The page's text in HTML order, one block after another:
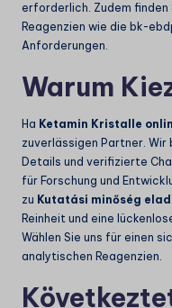
erforderlich. Zudem finden
Reagenzien wie die bk-
Anforderungen.
Warum
Ha Ketamin Kristalle
zuverlässigen Partner.
Details und verifizierte
für Forschung und
zu Kutatási minőség
Reinheit und eine
Wählen Sie uns für einen
analytischen Reagenzien.